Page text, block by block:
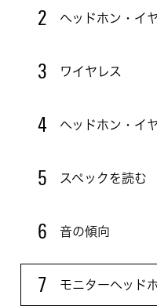
2 ヘッドホン・イ
3 ワイヤレス
4 ヘッドホン・イ
5 スペックを読む
6 音の傾向
7 モニターヘッド